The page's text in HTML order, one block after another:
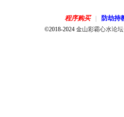
程序购买 防劫持
©2018-2024金山彩霸心水论坛